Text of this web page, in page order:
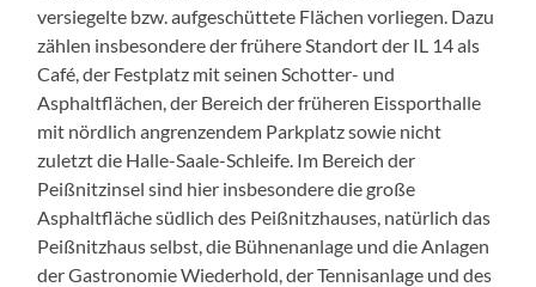
versiegelte bzw. aufgeschüttete Flächen vorliegen. Dazu
zählen insbesondere der frühere Standort der IL 14 als
Café, der Festplatz mit seinen Schotter- und
Asphaltflächen, der Bereich der früheren Eissporthalle
mit nördlich angrenzendem Parkplatz sowie nicht
zuletzt die Halle-Saale-Schleife. Im Bereich der
Peißnitzinsel sind hier insbesondere die große
Asphaltfläche südlich des Peißnitzhauses, natürlich das
Peißnitzhaus selbst, die Bühnenanlage und die Anlagen
der Gastronomie Wiederhold, der Tennisanlage und des